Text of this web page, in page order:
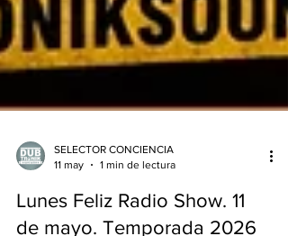
SELECTOR CONCIENCIA
Lunes Feliz Radio Show. 11